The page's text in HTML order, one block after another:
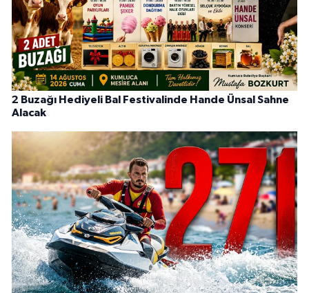
2 Buzağı Hediyeli Bal Festivalinde Hande Ünsal Sahne
Alacak